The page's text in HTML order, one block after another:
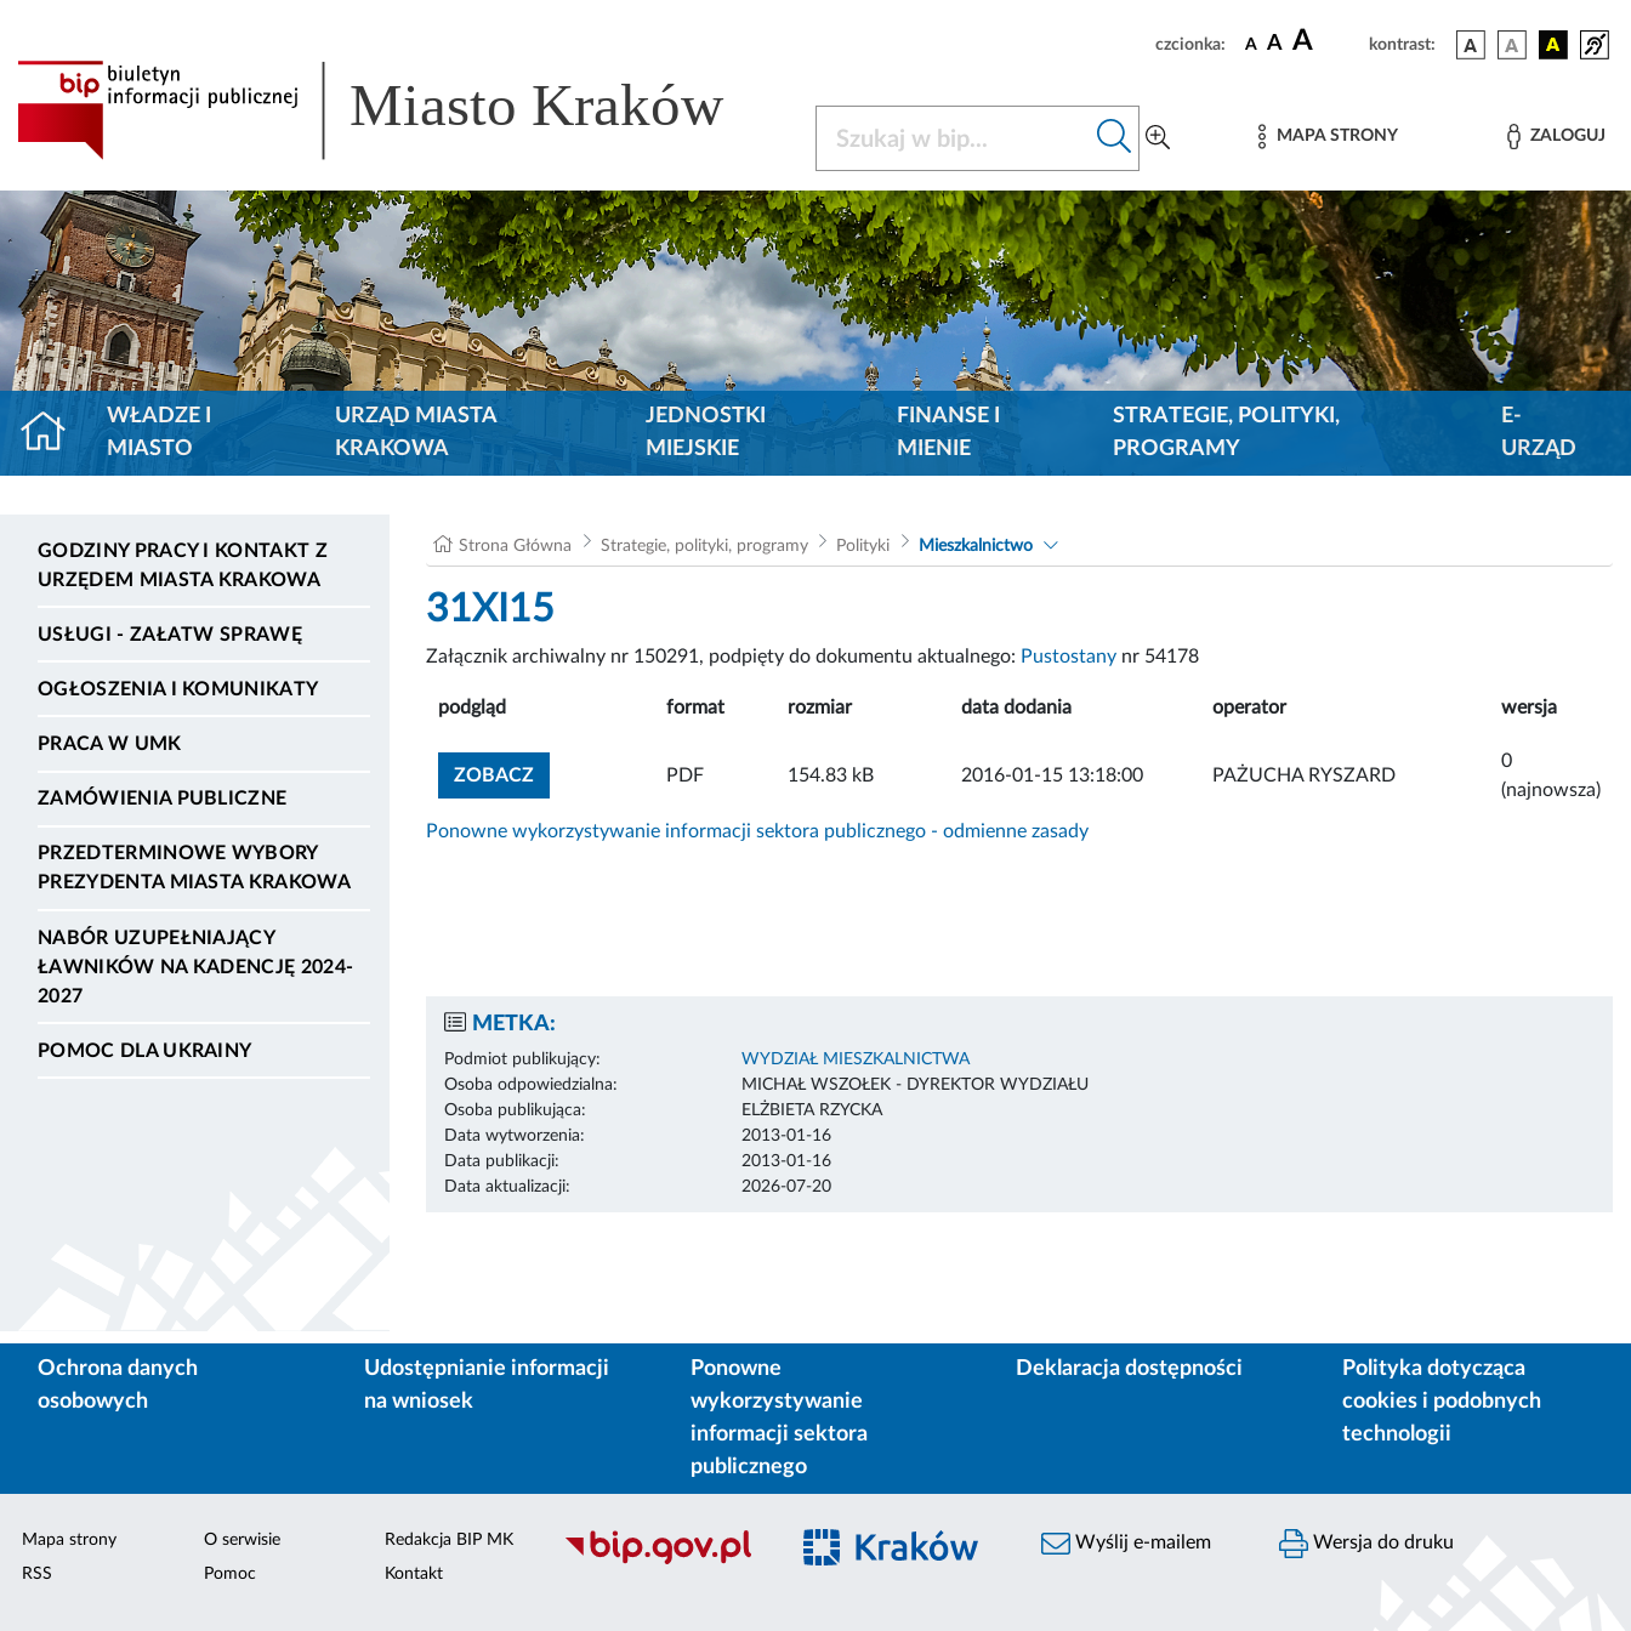
czcionka: A A A kontrast:
Miasto Kraków MAPA STRONY ZALOGUJ
WŁADZE I
MIASTO
URZĄD MIASTA
KRAKOWA
JEDNOSTKI
MIEJSKIE
FINANSE I
MIENIE
STRATEGIE, POLITYKI,
PROGRAMY
E-
URZĄD
GODZINY PRACY I KONTAKT Z
URZĘDEM MIASTA KRAKOWA
USŁUGI - ZAŁATW SPRAWĘ
OGŁOSZENIA I KOMUNIKATY
PRACA W UMK
ZAMÓWIENIA PUBLICZNE
PRZEDTERMINOWE WYBORY
PREZYDENTA MIASTA KRAKOWA
NABÓR UZUPEŁNIAJĄCY
ŁAWNIKÓW NA KADENCJĘ 2024-
2027
POMOC DLA UKRAINY
Strona Główna Strategie, polityki, programy Polityki Mieszkalnictwo
31XI15
Załącznik archiwalny nr 150291, podpięty do dokumentu aktualnego: Pustostany nr 54178
podgląd format rozmiar data dodania operator wersja
ZOBACZZOBACZ ZAŁĄCZNIK
PDF 154.83 kB 2016-01-15 13:18:00 PAŻUCHA RYSZARD
0
(najnowsza)
Ponowne wykorzystywanie informacji sektora publicznego - odmienne zasady
METKA:
Podmiot publikujący:
WYDZIAŁ MIESZKALNICTWA
Osoba odpowiedzialna:
MICHAŁ WSZOŁEK - DYREKTOR WYDZIAŁU
Osoba publikująca:
ELŻBIETA RZYCKA
Data wytworzenia:
2013-01-16
Data publikacji:
2013-01-16
Data aktualizacji:
2026-07-20
Ochrona danych
osobowych
Udostępnianie informacji
na wniosek
Ponowne
wykorzystywanie
informacji sektora
publicznego
Deklaracja dostępności
Polityka dotycząca
cookies i podobnych
technologii
Mapa strony
RSS
O serwisie
Pomoc
Redakcja BIP MK
Kontakt
Wyślij e-mailem Wersja do druku